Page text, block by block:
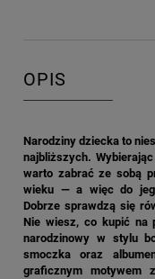
OPIS
Narodziny dziecka to
najbliższych.
warto zabrać ze sobą
wieku — a więc do
Dobrze sprawdzą się
Nie wiesz, co kupić na
narodzinowy w stylu
smoczka oraz
graficznym motywem